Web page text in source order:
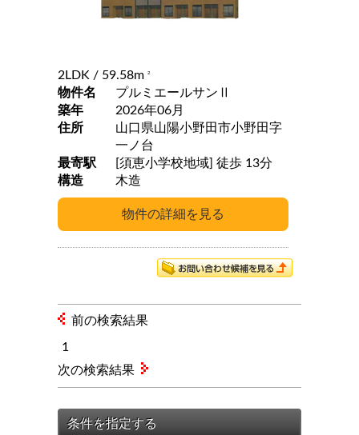
2LDK / 59.58m 2
物件名
プルミエールサンⅡ
築年
2026年06月
住所
山口県山陽小野田市小野田字
一ノ台
最寄駅
[須恵小学校地域] 徒歩 13分
構造
木造
前の検索結果
1